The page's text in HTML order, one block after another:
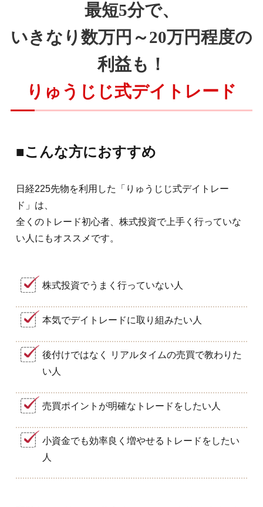
最短5分で、
いきなり数万円～20万円程度の
利益も！
りゅうじじ式デイトレード
■こんな方におすすめ
日経225先物を利用した「りゅうじじ式デイトレー
ド」は、
全くのトレード初心者、株式投資で上手く行っていな
い人にもオススメです。
株式投資でうまく行っていない人
本気でデイトレードに取り組みたい人
後付けではなく リアルタイムの売買で教わりた
い人
売買ポイントが明確なトレードをしたい人
小資金でも効率良く増やせるトレードをしたい
人